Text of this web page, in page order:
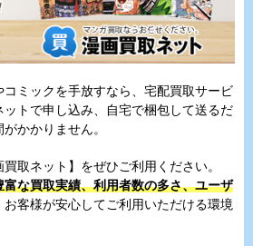
ミックを手放すなら、宅配買取サービ
トで申し込み、自宅で梱包して送るだ
かかりません。
取ネット】をぜひご利用ください。
な買取実績、利用者数の多さ、ユーザ
お客様が安心してご利用いただける環境